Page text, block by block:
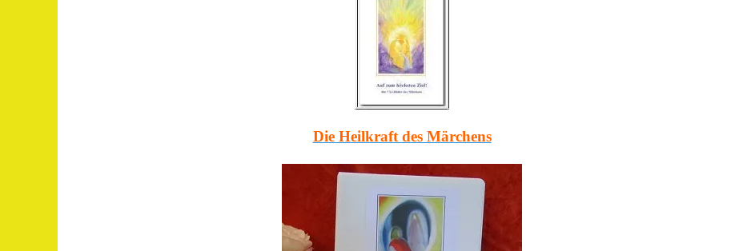
Die Heilkraft des Märchens